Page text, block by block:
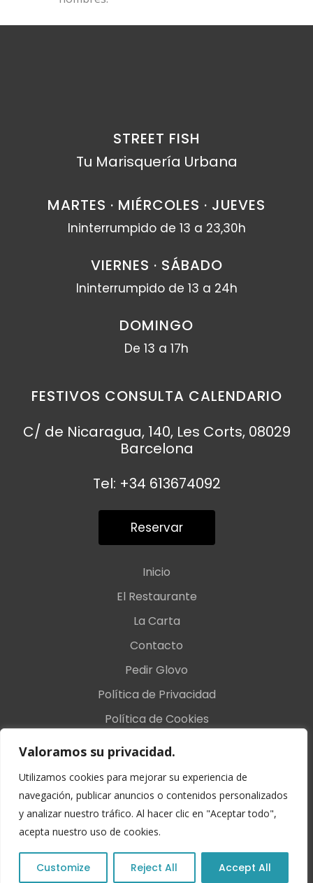
Valoramos su privacidad.
Utilizamos cookies para mejorar su experiencia de
navegación, publicar anuncios o contenidos personalizados
y analizar nuestro tráfico. Al hacer clic en "Aceptar todo",
acepta nuestro uso de cookies.
Customize Reject All Accept All
STREET FISH
Tu Marisquería Urbana
MARTES · MIÉRCOLES · JUEVES
Ininterrumpido de 13 a 23,30h
VIERNES · SÁBADO
Ininterrumpido de 13 a 24h
DOMINGO
De 13 a 17h
FESTIVOS CONSULTA CALENDARIO
C/ de Nicaragua, 140, Les Corts, 08029
Barcelona
Tel: +34 613674092
Reservar
Inicio
El Restaurante
La Carta
Contacto
Pedir Glovo
Política de Privacidad
Política de Cookies
Nota Legal